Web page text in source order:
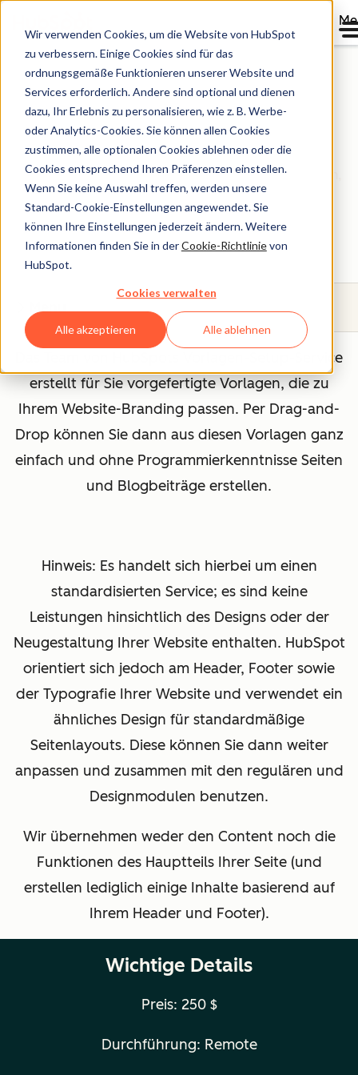
Wir verwenden Cookies, um die Website von HubSpot
zu verbessern. Einige Cookies sind für das
ordnungsgemäße Funktionieren unserer Website und
Services erforderlich. Andere sind optional und dienen
dazu, Ihr Erlebnis zu personalisieren, wie z. B. Werbe-
oder Analytics-Cookies. Sie können allen Cookies
zustimmen, alle optionalen Cookies ablehnen oder die
Cookies entsprechend Ihren Präferenzen einstellen.
Wenn Sie keine Auswahl treffen, werden unsere
Standard-Cookie-Einstellungen angewendet. Sie
können Ihre Einstellungen jederzeit ändern. Weitere
Informationen finden Sie in derCookie-Richtlinievon
HubSpot.
Cookies verwalten
Alle akzeptieren Alle ablehnen
Vorlagen-Setup
Das Replatforming-Team von HubSpot passt
vorgefertigte Vorlagen und Module an Ihr Branding an,
damit Sie in HubSpot Inhalte im Einklang mit Ihrem
Websitedesign erstellen können.
Menu
Das Team von HubSpots Vorlagen-Setup-Service
erstellt für Sie vorgefertigte Vorlagen, die zu
Ihrem Website-Branding passen. Per Drag-and-
Drop können Sie dann aus diesen Vorlagen ganz
einfach und ohne Programmierkenntnisse Seiten
und Blogbeiträge erstellen.
Hinweis: Es handelt sich hierbei um einen
standardisierten Service; es sind keine
Leistungen hinsichtlich des Designs oder der
Neugestaltung Ihrer Website enthalten. HubSpot
orientiert sich jedoch am Header, Footer sowie
der Typografie Ihrer Website und verwendet ein
ähnliches Design für standardmäßige
Seitenlayouts. Diese können Sie dann weiter
anpassen und zusammen mit den regulären und
Designmodulen benutzen.
Wir übernehmen weder den Content noch die
Funktionen des Hauptteils Ihrer Seite (und
erstellen lediglich einige Inhalte basierend auf
Ihrem Header und Footer).
Wichtige Details
Preis: 250 $
Durchführung: Remote